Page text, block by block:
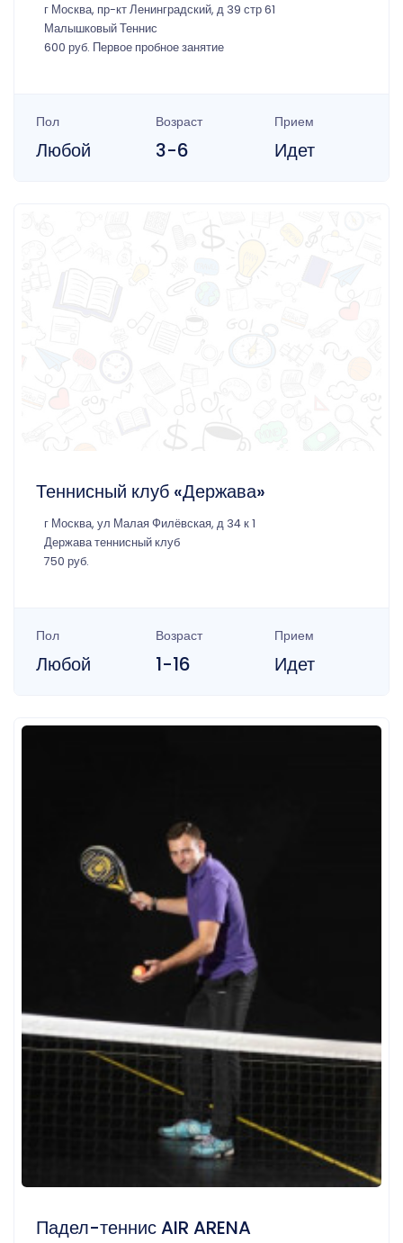
г Москва, пр-кт Ленинградский, д 39 стр 61
Малышковый Теннис
600 руб. Первое пробное занятие
Пол
Любой
Возраст
3-6
Прием
Идет
Теннисный клуб «Держава»
г Москва, ул Малая Филёвская, д 34 к 1
Держава теннисный клуб
750 руб.
Пол
Любой
Возраст
1-16
Прием
Идет
Падел-теннис AIR ARENA